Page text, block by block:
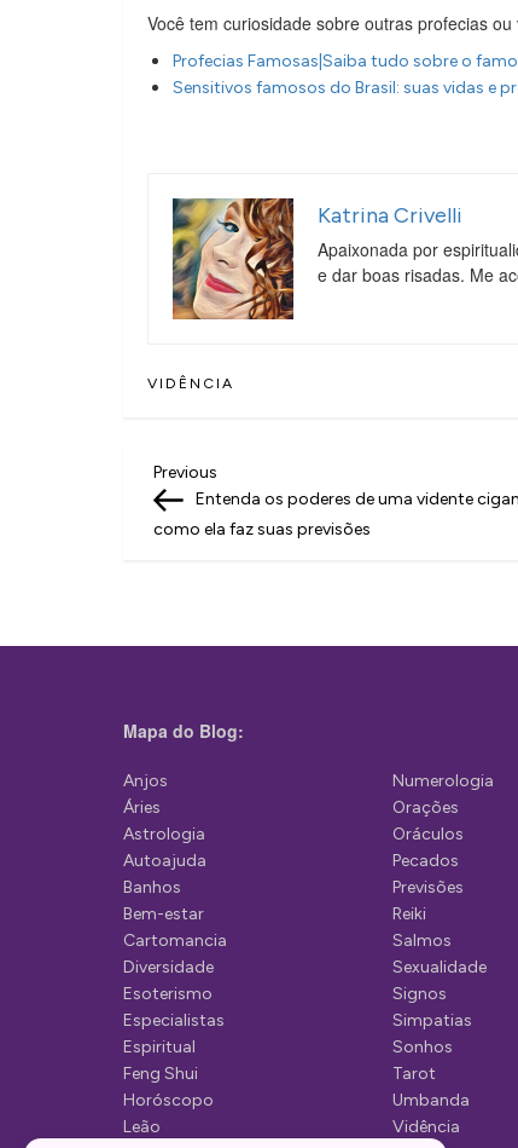
Você tem curiosidade sobre outras profecias
Profecias Famosas|Saiba tudo sobre o
Sensitivos famosos do Brasil: suas vidas e
Katrina Crivelli
Apaixonada por
e dar boas risadas. Me
VIDÊNCIA
N
a
g
ç
o
d
e
P
o
s
t
Previous
Post
Previous
Entenda os poderes de uma vidente
como ela faz suas previsões
Mapa do Blog:
Anjos
Áries
Astrologia
Autoajuda
Banhos
Bem-estar
Cartomancia
Diversidade
Esoterismo
Especialistas
Espiritual
Feng Shui
Horóscopo
Leão
Numerologia
Orações
Oráculos
Pecados
Previsões
Reiki
Salmos
Sexualidade
Signos
Simpatias
Sonhos
Tarot
Umbanda
Vidência